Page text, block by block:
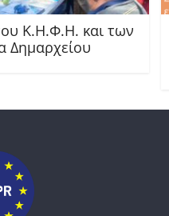
Κ.Η.Φ.Η. και των
Δημαρχείου